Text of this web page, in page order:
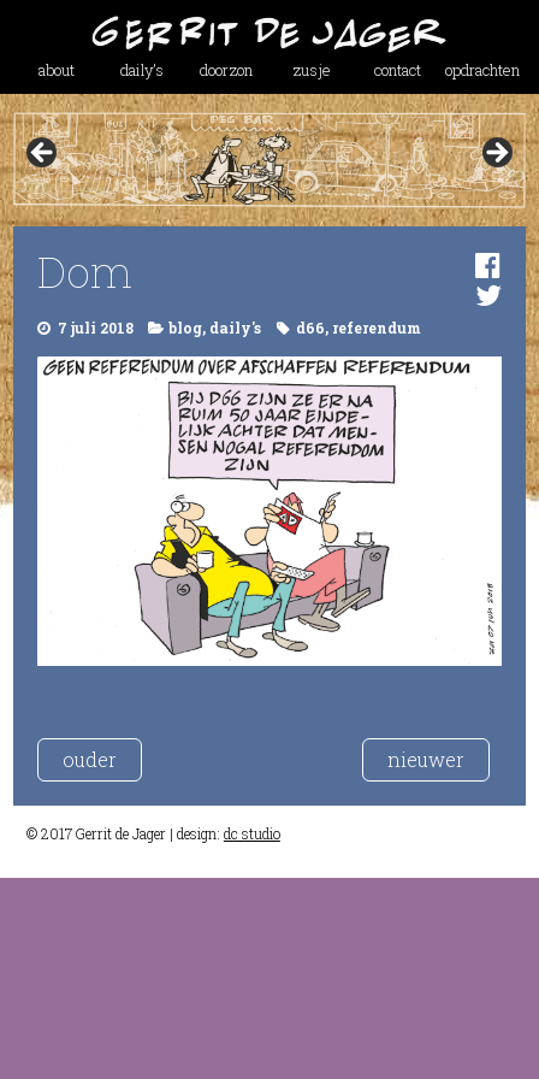
about daily’s doorzon zusje contact opdrachten
Dom
7 juli 2018 blog, daily's d66, referendum
ouder nieuwer
© 2017 Gerrit de Jager | design: dc studio